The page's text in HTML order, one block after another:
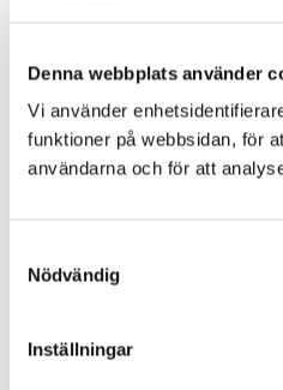
Denna webbplats använder
Vi använder
funktioner på webbsidan, för
användarna och för att
Nödvändig
Inställningar
Installationsvy 60+ UnFold. I
Protomycokion – Biodigital Futures. På
sidetracks – An exploration of the
Skissernas Museum